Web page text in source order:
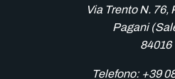
Via Trento N. 76,
Pagani
84016
Telefono: +39